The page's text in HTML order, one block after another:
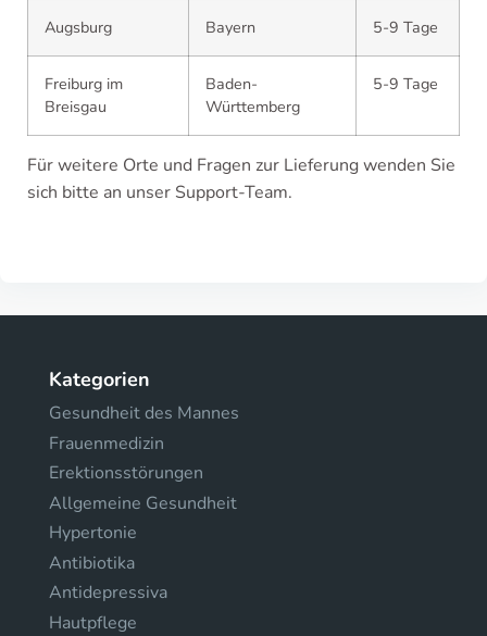
Augsburg Bayern 5-9 Tage
Freiburg im
Breisgau
Baden-
Württemberg
5-9 Tage
Für weitere Orte und Fragen zur Lieferung wenden Sie
sich bitte an unser Support-Team.
Kategorien
Gesundheit des Mannes
Frauenmedizin
Erektionsstörungen
Allgemeine Gesundheit
Hypertonie
Antibiotika
Antidepressiva
Hautpflege